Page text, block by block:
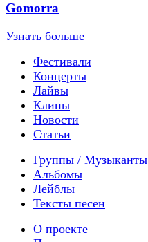
Gomorra
Узнать больше
Фестивали
Концерты
Лайвы
Клипы
Новости
Статьи
Группы / Музыканты
Альбомы
Лейблы
Тексты песен
О проекте